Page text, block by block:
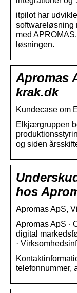
itpilot har
softwareløsning
med
løsningen.
Apromas
krak.dk
Kundecase om
Elkjærgruppen
og siden
hos
Apromas ApS,
Apromas ApS ·
digital
·
telefonnummer,